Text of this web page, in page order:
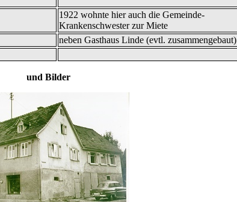
1922 wohnte hier auch die Gemeinde-
Krankenschwester zur Miete
neben Gasthaus Linde (evtl. zusammengebaut)
Bilder